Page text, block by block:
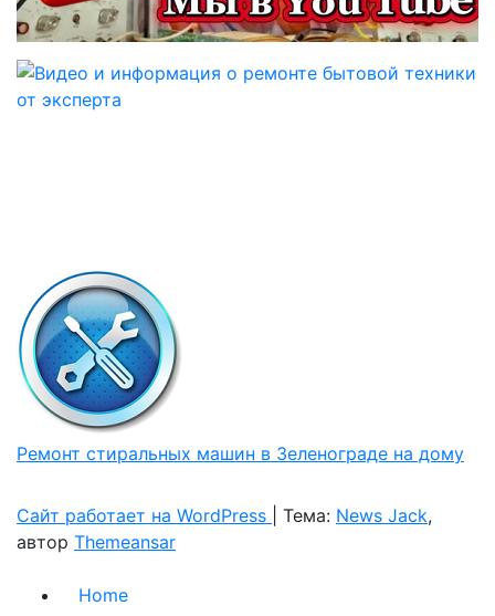
Ремонт стиральных машин в Зеленограде на дому
Сайт работает на WordPress Тема: News Jack,
автор Themeansar
Home